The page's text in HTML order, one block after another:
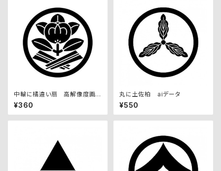
中輪に橘違い扇 高解像度画
像セット
¥360
丸に土佐柏 aiデータ
¥550